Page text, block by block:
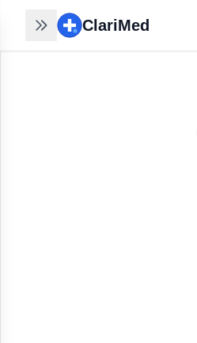
ClariMedClariMed